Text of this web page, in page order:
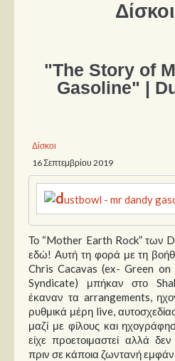
Θέατρο
Παρουσιάσεις
Δίσκοι
Σειρές
Ταινίες
Βιβλία
Video News
Καλλιτέχνες
Μουσικοί
Διάφοροι
Δίσκοι
"The Story of
Gasoline" |
Δίσκοι
16 Σεπτεμβρίου 2019
Το “Mother Earth Rock” των
εδώ! Αυτή τη φορά με τη
Chris Cacavas (ex- Green
Syndicate) μπήκαν στο
έκαναν τα arrangements,
ρυθμικά μέρη live,
μαζί με φίλους και
είχε προετοιμαστεί αλλά δεν
πριν σε κάποια ζωντανή